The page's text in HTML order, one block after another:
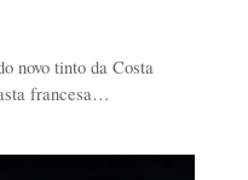
novo tinto da Costa
francesa…